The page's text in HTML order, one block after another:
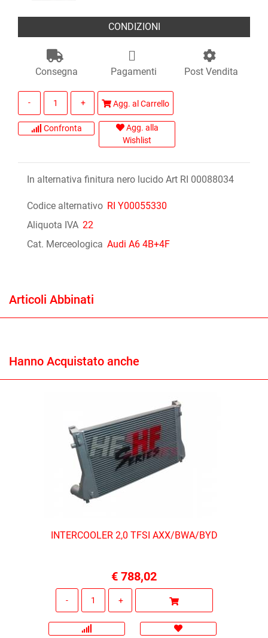
CONDIZIONI
Consegna Pagamenti Post Vendita
Agg. al Carrello
Confronta
Agg. alla
Wishlist
In alternativa finitura nero lucido Art RI 00088034
Codice alternativo RI Y00055330
Aliquota IVA 22
Cat. Merceologica Audi A6 4B+4F
Articoli Abbinati
Hanno Acquistato anche
INTERCOOLER 2,0 TFSI AXX/BWA/BYD
€ 788,02